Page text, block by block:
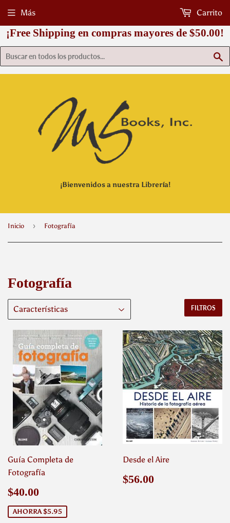
¡Free Shipping en compras mayores de $50.00!
¡Bienvenidos a nuestra Librería!
Más Carrito
Inicio › Fotografía
Fotografía
FILTROS
Guía Completa de
Fotografía
Precio
de
venta
$40.00
AHORRA $5.95
Desde el Aire
Precio
$56.00